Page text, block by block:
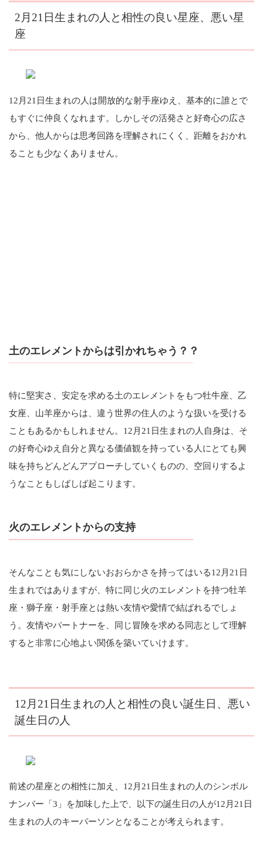
2月21日生まれの人と相性の良い星座、悪い星
座
12月21日生まれの人は開放的な射手座ゆえ、基本的に誰とで
もすぐに仲良くなれます。しかしその活発さと好奇心の広さ
から、他人からは思考回路を理解されにくく、距離をおかれ
ることも少なくありません。
土のエレメントからは引かれちゃう？？
特に堅実さ、安定を求める土のエレメントをもつ牡牛座、乙
女座、山羊座からは、違う世界の住人のような扱いを受ける
こともあるかもしれません。12月21日生まれの人自身は、そ
の好奇心ゆえ自分と異なる価値観を持っている人にとても興
味を持ちどんどんアプローチしていくものの、空回りするよ
うなこともしばしば起こります。
火のエレメントからの支持
そんなことも気にしないおおらかさを持ってはいる12月21日
生まれではありますが、特に同じ火のエレメントを持つ牡羊
座・獅子座・射手座とは熱い友情や愛情で結ばれるでしょ
う。友情やパートナーを、同じ冒険を求める同志として理解
すると非常に心地よい関係を築いていけます。
12月21日生まれの人と相性の良い誕生日、悪い
誕生日の人
前述の星座との相性に加え、12月21日生まれの人のシンボル
ナンバー「3」を加味した上で、以下の誕生日の人が12月21日
生まれの人のキーパーソンとなることが考えられます。